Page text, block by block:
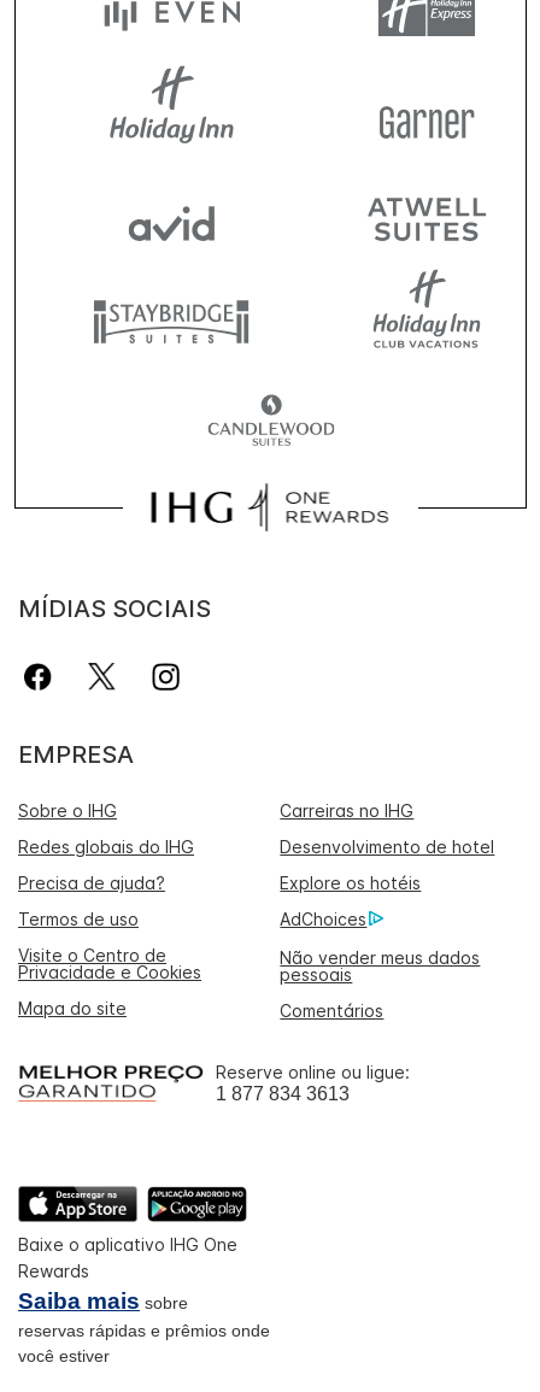
MÍDIAS SOCIAIS
EMPRESA
Sobre o IHG
Carreiras no IHG
Redes globais do IHG
Desenvolvimento de hotel
Precisa de ajuda?
Explore os hotéis
Termos de uso
AdChoices
Visite o Centro de
Privacidade e Cookies
Não vender meus dados
pessoais
Mapa do site
Comentários
Reserve online ou ligue:
1 877 834 3613
Baixe o aplicativo IHG One
Rewards
Saiba mais sobre
reservas rápidas e prêmios onde
você estiver